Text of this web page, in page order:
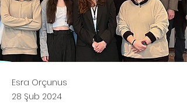
Esra Orçunus
28 Şub 2024